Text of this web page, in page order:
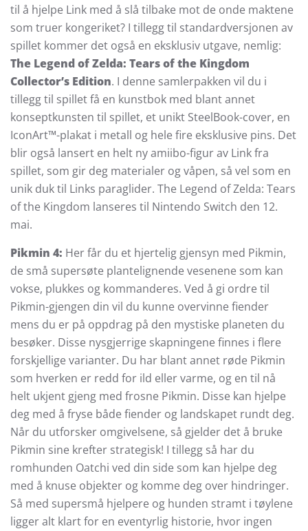
til å hjelpe Link med å slå tilbake mot de onde maktene
som truer kongeriket? I tillegg til standardversjonen av
spillet kommer det også en eksklusiv utgave, nemlig:
The Legend of Zelda: Tears of the Kingdom
Collector’s Edition. I denne samlerpakken vil du i
tillegg til spillet få en kunstbok med blant annet
konseptkunsten til spillet, et unikt SteelBook-cover, en
IconArt™-plakat i metall og hele fire eksklusive pins. Det
blir også lansert en helt ny amiibo-figur av Link fra
spillet, som gir deg materialer og våpen, så vel som en
unik duk til Links paraglider. The Legend of Zelda: Tears
of the Kingdom lanseres til Nintendo Switch den 12.
mai.
Pikmin 4: Her får du et hjertelig gjensyn med Pikmin,
de små supersøte plantelignende vesenene som kan
vokse, plukkes og kommanderes. Ved å gi ordre til
Pikmin-gjengen din vil du kunne overvinne fiender
mens du er på oppdrag på den mystiske planeten du
besøker. Disse nysgjerrige skapningene finnes i flere
forskjellige varianter. Du har blant annet røde Pikmin
som hverken er redd for ild eller varme, og en til nå
helt ukjent gjeng med frosne Pikmin. Disse kan hjelpe
deg med å fryse både fiender og landskapet rundt deg.
Når du utforsker omgivelsene, så gjelder det å bruke
Pikmin sine krefter strategisk! I tillegg så har du
romhunden Oatchi ved din side som kan hjelpe deg
med å knuse objekter og komme deg over hindringer.
Så med supersmå hjelpere og hunden stramt i tøylene
ligger alt klart for en eventyrlig historie, hvor ingen